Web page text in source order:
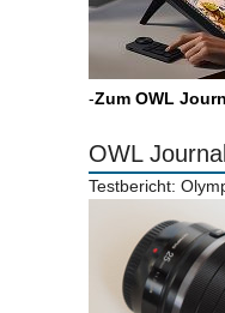
-Zum OWL
OWL
Testbericht: